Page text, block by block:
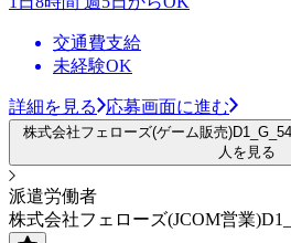
交通費支給
未経験OK
詳細を見る 応募画面に進む
株式会社フェローズ(ゲーム販売
人を見る
派遣労働者
株式会社フェローズ(JCOM営業